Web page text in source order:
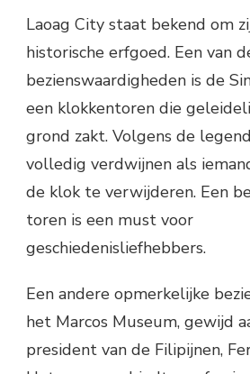
Laoag City staat bekend om
historische erfgoed. Een van
bezienswaardigheden is de
een klokkentoren die
grond zakt. Volgens de
volledig verdwijnen als
de klok te verwijderen. Een
toren is een must voor
geschiedenisliefhebbers.
Een andere opmerkelijke
het Marcos Museum, gewijd
president van de Filipijnen,